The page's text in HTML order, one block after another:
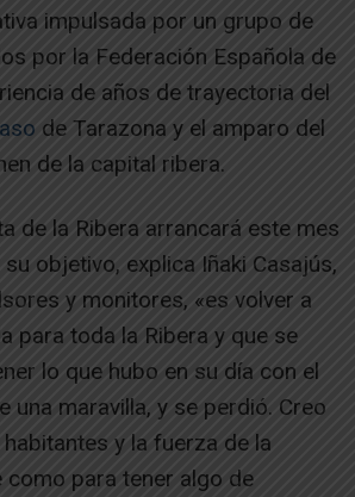
impulsada por un grupo de
por la Federación Española de
de años de trayectoria del
de Tarazona y el amparo del
de la capital ribera.
de la Ribera arrancará este mes
objetivo, explica Iñaki Casajús,
y monitores, «es volver a
para toda la Ribera y que se
lo que hubo en su día con el
una maravilla, y se perdió. Creo
y la fuerza de la
para tener algo de